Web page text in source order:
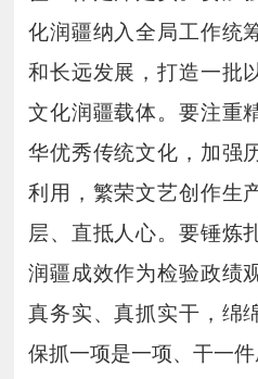
化润疆纳入全局工作统
和长远发展，打造一批
文化润疆载体。要注重
华优秀传统文化，加强
利用，繁荣文艺创作生
层、直抵人心。要锤炼
润疆成效作为检验政绩
真务实、真抓实干，绵
保抓一项是一项、干一件